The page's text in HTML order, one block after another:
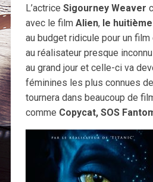
L’actrice Sigourney Weaver
avec le film Alien, le
au budget ridicule pour un
au réalisateur presque
au grand jour et celle-ci va
féminines les plus connues
tournera dans beaucoup de
comme Copycat, SOS